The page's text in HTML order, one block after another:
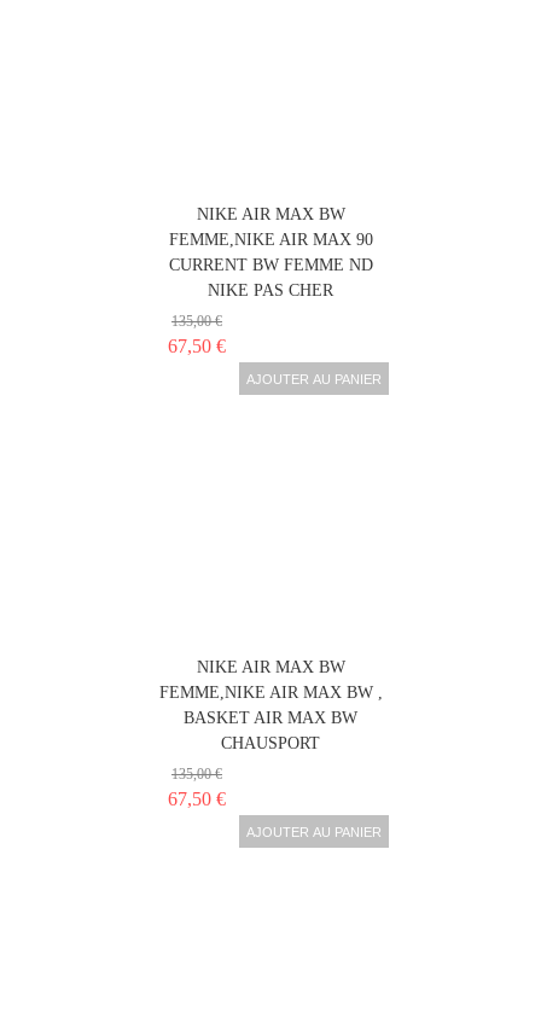
NIKE AIR MAX BW
FEMME,NIKE AIR MAX 90
CURRENT BW FEMME ND
NIKE PAS CHER
135,00 €
67,50 €
AJOUTER AU PANIER
NIKE AIR MAX BW
FEMME,NIKE AIR MAX BW ,
BASKET AIR MAX BW
CHAUSPORT
135,00 €
67,50 €
AJOUTER AU PANIER